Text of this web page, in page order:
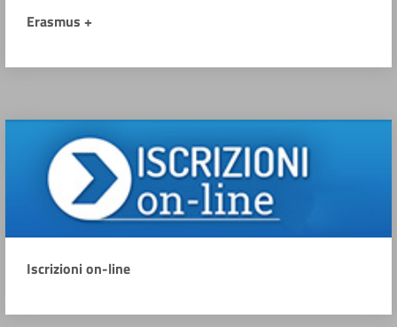
Erasmus +
Iscrizioni on-line